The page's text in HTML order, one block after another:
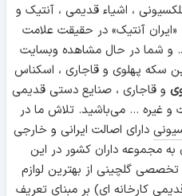
، اشیاء قدیمی ، آنتیک و
آنتیک» در حقیقت علامت
و شما در حال مشاهده وبسایت
سکه پهلوی و قاجاری ، اسکناس
و قاجاری ، صنایع دستی قدیمی
غیره ... می‌باشید. تلاش ما در
دارای اصالت ایرانی و خارجی
مجموعه داران کشور در این
گلچینی از بهترین لوازم
کارخانه ای) بر مبنای تعریف